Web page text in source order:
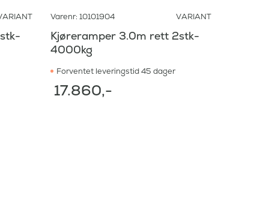
Varenr: 10101904 VARIANT
Kjøreramper 3.0m rett 2stk-
4000kg
Forventet leveringstid 45 dager
17.860,-